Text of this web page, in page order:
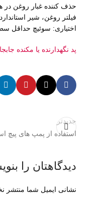
حذف کننده غبار روغن در
فیلتر روغن، شیر
اختیاری: سوئیچ حداقل
پد نگهدارنده یا مکنده
جدیدتر
استفاده از پمپ های پیچ
دیدگاهتان را
نشانی ایمیل شما منتشر